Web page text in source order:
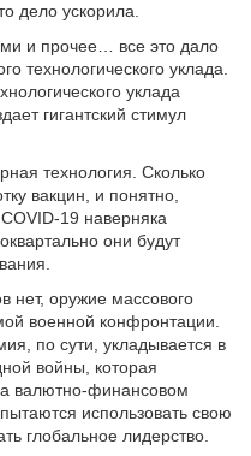
дело ускорила.
и прочее… все это дало
технологического уклада.
уклада
гигантский стимул
технология. Сколько
вакцин, и понятно,
COVID-19 наверняка
они будут
нет, оружие массового
военной конфронтации.
по сути, укладывается в
войны, которая
валютно-финансовом
использовать свою
глобальное лидерство.